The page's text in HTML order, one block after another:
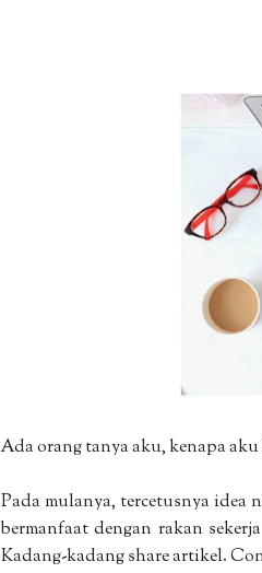
Ada orang tanya aku, kenapa
Pada mulanya, tercetusnya idea
bermanfaat dengan rakan
Kadang-kadang share artikel.